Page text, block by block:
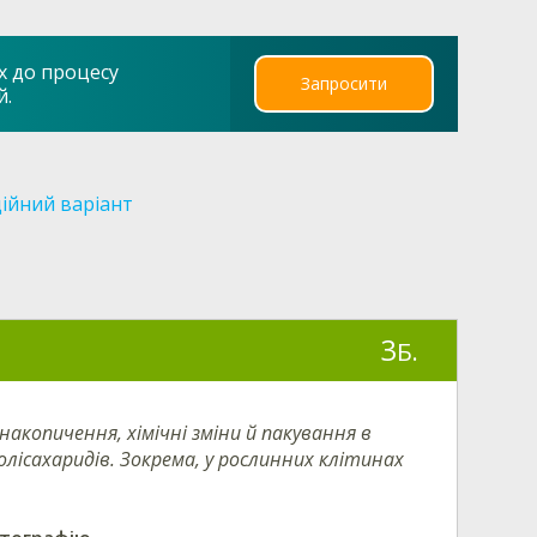
до процесу
Запросити
варіант
3Б.
хімічні зміни й пакування в
Зокрема, у рослинних клітинах